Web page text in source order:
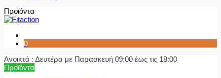
Προϊόντα
0
Ανοικτά : Δευτέρα με Παρασκευή 09:00 έως τις 18:00
Προϊόντα